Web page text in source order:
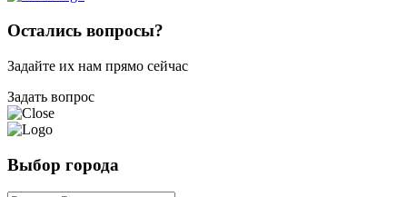
Остались вопросы?
Задайте их нам прямо сейчас
Задать вопрос
Выбор города